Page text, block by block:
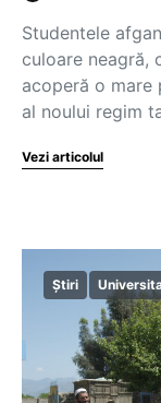
Studentele
culoare neagră,
acoperă o
al noului regim
Vezi articolul
Știri